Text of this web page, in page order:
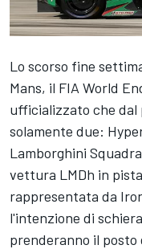
Lo scorso fine
Mans, il FIA World
ufficializzato che dal
solamente due:
Lamborghini
vettura LMDh in
rappresentata da
l'intenzione di
prenderanno il